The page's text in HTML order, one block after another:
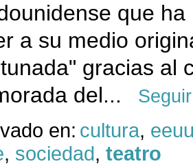
que ha
a su medio
gracias al
del...
en: cultura,
, sociedad, teatro